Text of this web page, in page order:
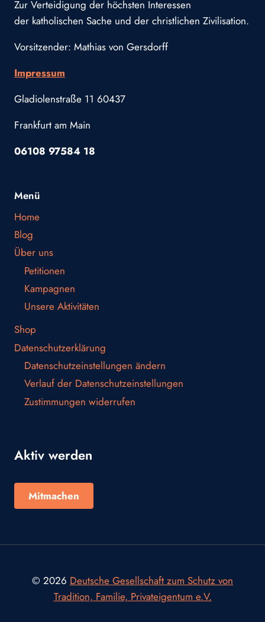
Zur Verteidigung der höchsten Interessen
der katholischen Sache und der christlichen Zivilisation.
Vorsitzender: Mathias von Gersdorff
Impressum
Gladiolenstraße 11 60437
Frankfurt am Main
06108 97584 18
Menü
Home
Blog
Über uns
Petitionen
Kampagnen
Unsere Aktivitäten
Shop
Datenschutzerklärung
Datenschutzeinstellungen ändern
Verlauf der Datenschutzeinstellungen
Zustimmungen widerrufen
Aktiv werden
Mitmachen
© 2026 Deutsche Gesellschaft zum Schutz von
Tradition, Familie, Privateigentum e.V.